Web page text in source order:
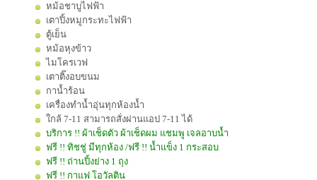
หม้อชาบูไฟฟ้า
เตาปิ้งหมูกระทะไฟฟ้า
ตู้เย็น
หม้อหุงข้าว
ไมโครเวฟ
เตาติ๊งอบขนม
กาน้ำร้อน
เครื่องทำน้ำอุ่นทุกห้องน้ำ
ใกล้ 7-11 สามารถสั่งผ่านแอป 7-11 ได้
บริการ !! ผ้าเช็ดตัว ผ้าเช็ดผม แชมพู เจลอาบน้ำ
ฟรี !! ทิชชู่ มีทุกห้อง /ฟรี !! น้ำแข็ง 1 กระสอบ
ฟรี !! ถ่านปิ้งย่าง 1 ถุง
ฟรี !! กาแฟ โอวัลติน